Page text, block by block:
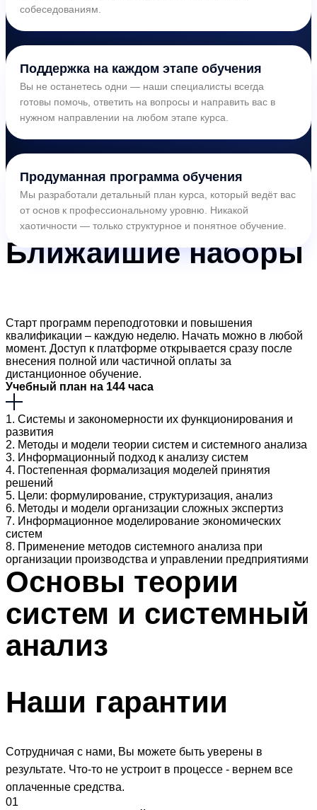
собеседованиям.
Поддержка на каждом этапе обучения
Вы не останетесь одни — наши специалисты всегда
готовы помочь, ответить на вопросы и направить вас в
нужном направлении на любом этапе курса.
Продуманная программа обучения
Мы разработали детальный план курса, который ведёт вас
от основ к профессиональному уровню. Никакой
хаотичности — только структурное и понятное обучение.
Ближайшиенаборы
Старт программ переподготовки и повышения
квалификации – каждую неделю. Начать можно в любой
момент. Доступ к платформе открывается сразу после
внесения полной или частичной оплаты за
дистанционное обучение.
Учебный план на 144 часа
1. Системы и закономерности их функционирования и
развития
2. Методы и модели теории систем и системного анализа
3. Информационный подход к анализу систем
4. Постепенная формализация моделей принятия
решений
5. Цели: формулирование, структуризация, анализ
6. Методы и модели организации сложных экспертиз
7. Информационное моделирование экономических
систем
8. Применение методов системного анализа при
организации производства и управлении предприятиями
Основы теории
систем и системный
анализ
Наши гарантии
Сотрудничая с нами, Вы можете быть уверены в
результате. Что-то не устроит в процессе - вернем все
оплаченные средства.
01